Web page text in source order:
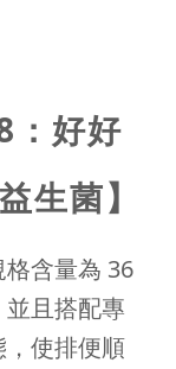
：好好
生菌】
含量為 36
且搭配專
使排便順